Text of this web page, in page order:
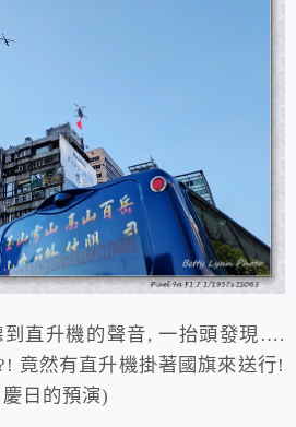
直升機的聲音, 一抬頭發現….
竟然有直升機掛著國旗來送行!
日的預演)